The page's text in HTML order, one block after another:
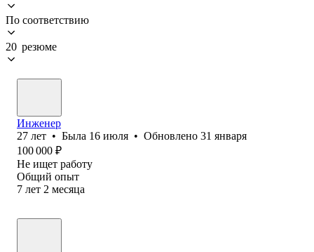
По соответствию
20 резюме
Инженер
27 лет • Была 16 июля • Обновлено 31 января
100 000 ₽
Не ищет работу
Общий опыт
7 лет 2 месяца